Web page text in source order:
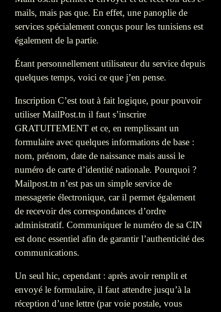
mails, mais pas que. En effet, une panoplie de
services spécialement conçus pour les tunisiens est
également de la partie.
Étant personnellement utilisateur du service depuis
quelques temps, voici ce que j’en pense.
Inscription C’est tout à fait logique, pour pouvoir
utiliser MailPost.tn il faut s’inscrire
GRATUITEMENT et ce, en remplissant un
formulaire avec quelques informations de base :
nom, prénom, date de naissance mais aussi le
numéro de carte d’identité nationale. Pourquoi ?
Mailpost.tn n’est pas un simple service de
messagerie électronique, car il permet également
de recevoir des correspondances d’ordre
administratif. Communiquer le numéro de sa CIN
est donc essentiel afin de garantir l’authenticité des
communications.
Un seul hic, cependant : après avoir remplit et
envoyé le formulaire, il faut attendre jusqu’à la
réception d’une lettre (par voie postale, vous